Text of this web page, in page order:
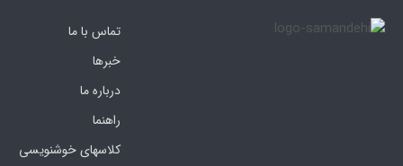
تماس با ما
خبرها
درباره ما
راهنما
کلاسهای خوشنویسی